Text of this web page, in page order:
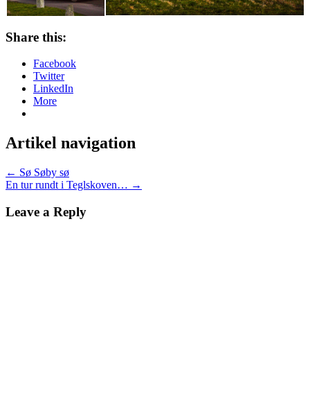
Share this:
Facebook
Twitter
LinkedIn
More
Artikel navigation
← Sø Søby sø
En tur rundt i Teglskoven… →
Leave a Reply